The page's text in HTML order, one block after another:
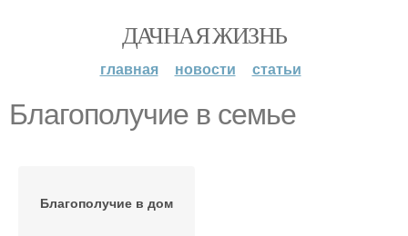
ДАЧНАЯ ЖИЗНЬ
главная новости статьи
Благополучие в семье
Благополучие в дом